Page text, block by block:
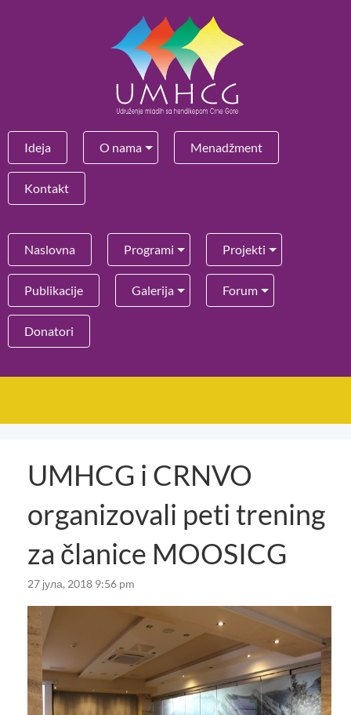
Ideja O nama Menadžment
Kontakt
Naslovna Programi Projekti
Publikacije Galerija Forum
Donatori
UMHCG i CRNVO
organizovali peti trening
za članice MOOSICG
27 јула, 2018 9:56 pm